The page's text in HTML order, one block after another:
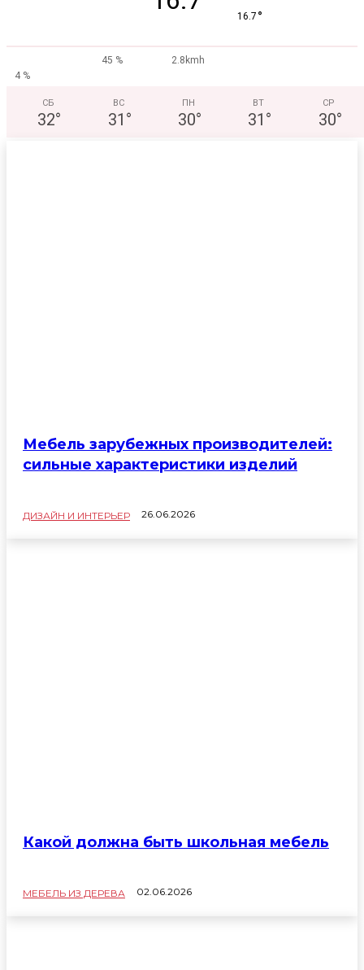
16.7 °
45 %
2.8kmh
4 %
СБ
32°
ВС
31 °
ПН
30°
ВТ
31 °
СР
30°
Мебель зарубежных производителей:
сильные характеристики изделий
ДИЗАЙН И ИНТЕРЬЕР 26.06.2026
Какой должна быть школьная мебель
МЕБЕЛЬ ИЗ ДЕРЕВА 02.06.2026